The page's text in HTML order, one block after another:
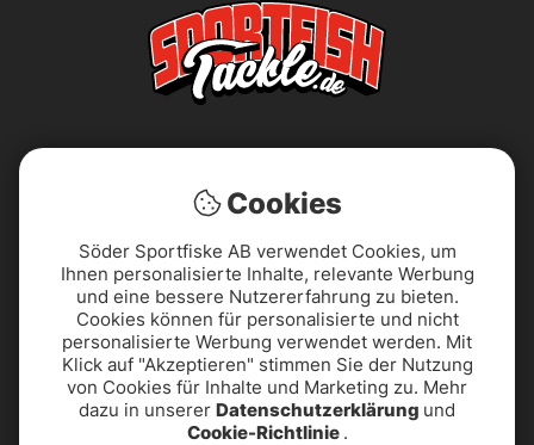
AGB Barrierefreiheitserklärung
Datenschutzerklärung Impressum
PRODUKTUNTERSTÜTZUNG
& KONTAKT
Reklamationen
Cookies
Söder Sportfiske AB verwendet Cookies, um
Ihnen personalisierte Inhalte, relevante Werbung
und eine bessere Nutzererfahrung zu bieten.
Cookies können für personalisierte und nicht
personalisierte Werbung verwendet werden. Mit
Klick auf "Akzeptieren" stimmen Sie der Nutzung
von Cookies für Inhalte und Marketing zu. Mehr
dazu in unserer Datenschutzerklärung und
Cookie-Richtlinie .